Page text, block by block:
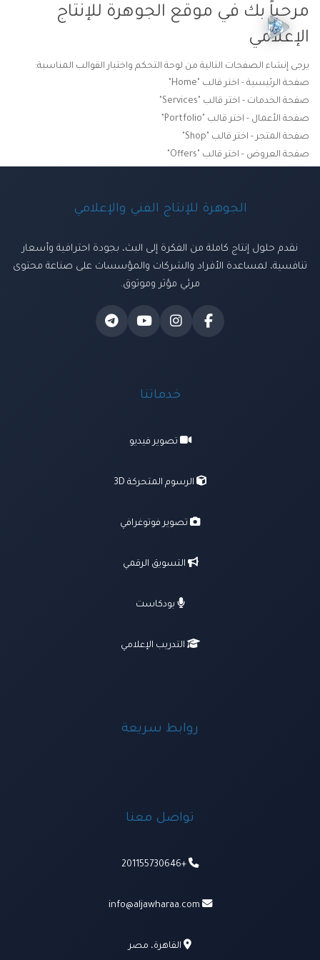
مرحباً بك في موقع الجوهرة للإنتاج
الإعلامي
يرجى إنشاء الصفحات التالية من لوحة التحكم واختيار القوالب المناسبة:
صفحة الرئيسية - اختر قالب "Home"
صفحة الخدمات - اختر قالب "Services"
صفحة الأعمال - اختر قالب "Portfolio"
صفحة المتجر - اختر قالب "Shop"
صفحة العروض - اختر قالب "Offers"
الجوهرة للإنتاج الفني والإعلامي
نقدم حلول إنتاج كاملة من الفكرة إلى البث، بجودة احترافية وأسعار
تنافسية، لمساعدة الأفراد والشركات والمؤسسات على صناعة محتوى
مرئي مؤثر وموثوق.
خدماتنا
تصوير فيديو
الرسوم المتحركة 3D
تصوير فوتوغرافي
التسويق الرقمي
بودكاست
التدريب الإعلامي
روابط سريعة
تواصل معنا
+201155730646
info@aljawharaa.com
القاهرة، مصر